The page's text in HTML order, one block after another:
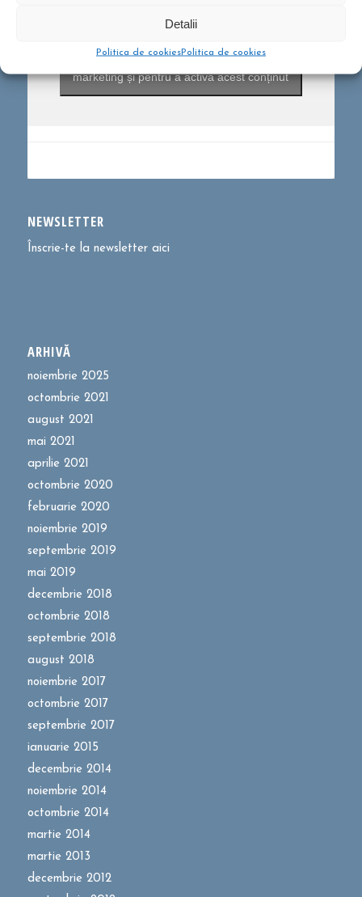
Detalii
Politica de cookiesPolitica de cookies
Dă clic pentru a accepta cookie-urile pentru
marketing și pentru a activa acest conținut
NEWSLETTER
Înscrie-te la newsletter aici
ARHIVĂ
noiembrie 2025
octombrie 2021
august 2021
mai 2021
aprilie 2021
octombrie 2020
februarie 2020
noiembrie 2019
septembrie 2019
mai 2019
decembrie 2018
octombrie 2018
septembrie 2018
august 2018
noiembrie 2017
octombrie 2017
septembrie 2017
ianuarie 2015
decembrie 2014
noiembrie 2014
octombrie 2014
martie 2014
martie 2013
decembrie 2012